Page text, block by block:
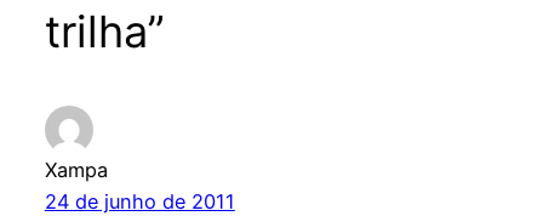
trilha”
Xampa
24 de junho de 2011